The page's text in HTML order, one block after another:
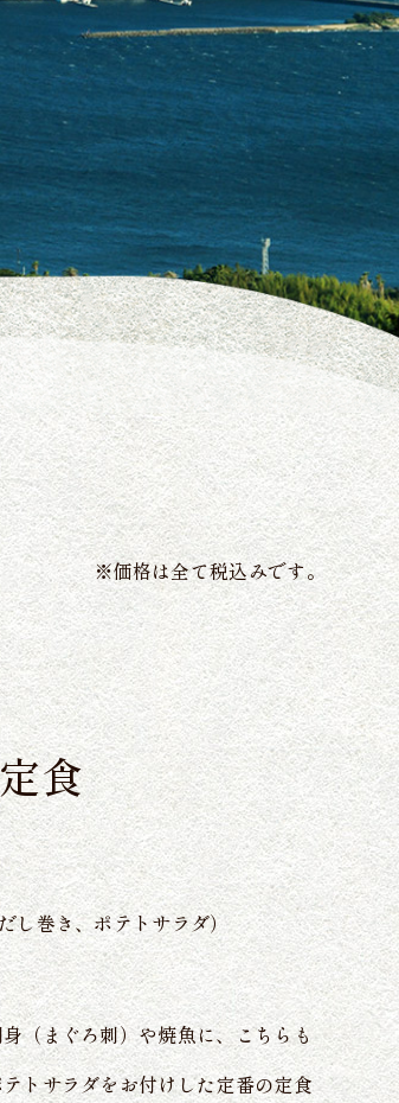
※価格は全て税込みです。
食
し巻き、ポテトサラダ）
（まぐろ刺）や焼魚に、こちらも
トサラダをお付けした定番の定食